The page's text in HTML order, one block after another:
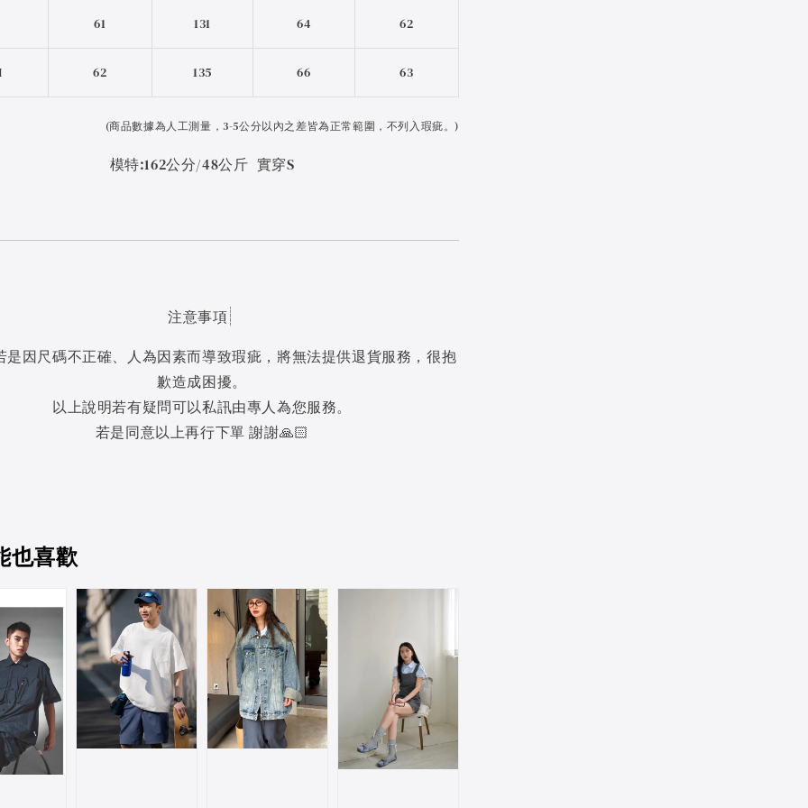
61 131 64 62
62 135 66 63
(商品數據為人工測量，3-5公分以內之差皆為正常範圍，不列入瑕疵。)
模特:162公分/48公斤 實穿S
注意事項
是因尺碼不正確、人為因素而導致瑕疵，將無法提供退貨服務，很抱
歉造成困擾。
以上說明若有疑問可以私訊由專人為您服務。
若是同意以上再行下單 謝謝🙏🏻
也喜歡